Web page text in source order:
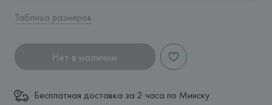
Таблица размеров
Нет в наличии
Бесплатная доставка за 2 часа по Минску